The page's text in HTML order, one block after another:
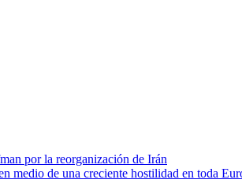
por la reorganización de Irán
medio de una creciente hostilidad en toda